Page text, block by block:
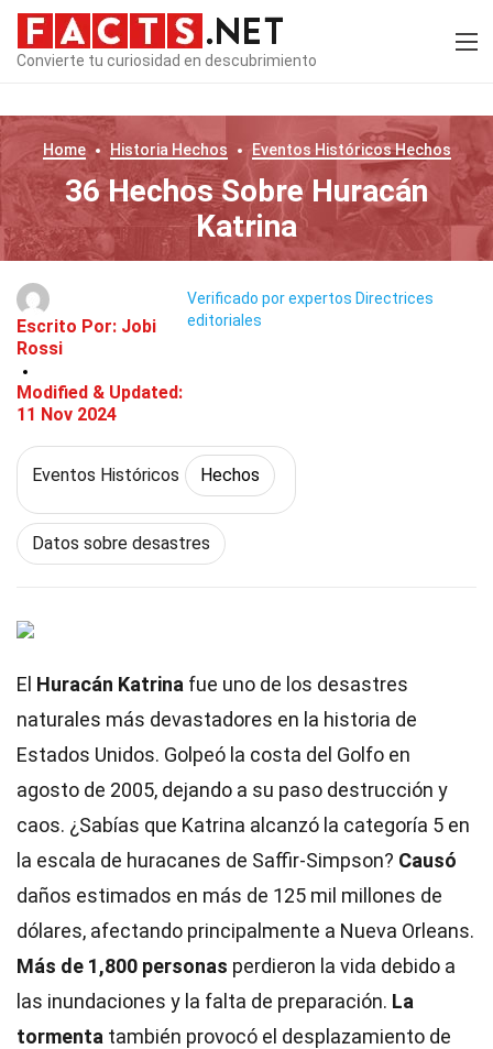
Convierte tu curiosidad en descubrimiento
Home Historia Hechos Eventos HistóricosHechos
36 Hechos Sobre Huracán
Katrina
Escrito Por: Jobi
Rossi
Modified & Updated:
11 Nov 2024
Verificado por expertos Directrices
editoriales
Eventos Históricos Hechos
Datos sobre desastres
El Huracán Katrina fue uno de los desastres
naturales más devastadores en la historia de
Estados Unidos. Golpeó la costa del Golfo en
agosto de 2005, dejando a su paso destrucción y
caos. ¿Sabías que Katrina alcanzó la categoría 5 en
la escala de huracanes de Saffir-Simpson? Causó
daños estimados en más de 125 mil millones de
dólares, afectando principalmente a Nueva Orleans.
Más de 1,800 personas perdieron la vida debido a
las inundaciones y la falta de preparación. La
tormenta también provocó el desplazamiento de